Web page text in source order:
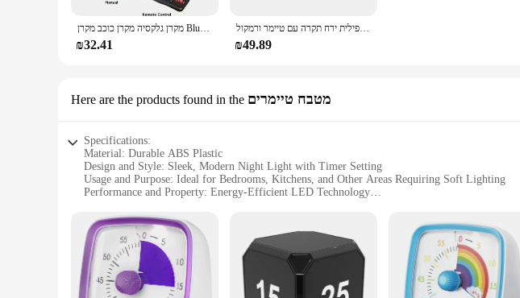
מקרן גלקסיה מקרן כוכב מקרן Bluet' רמקולים לילה שעון אור לילה קלילים עבור תפאורה חדר שינה
₪32.41
מקרן הגלקסיה החדש המשודרג מנורת אסטרונאוט כוכב מנורת ערפילית ירח תקרה עם טיימר ורמקול bluet' מרחוק
₪49.89
Here are the products found in the מטבח טיימרים
Specifications:
Material: Durable ABS Plastic
Design and Style: Sleek, Modern Night Light with Timer Setting
Usage and Purpose: Ideal for Bedrooms, Kitchens, and Other Areas Requiring Soft Lighting
Performance and Property: Energy-Efficient LED Technology
Shape or Size or Weight or Quantity: Compact Design with Easy Portability
Features:
|Vendors|
**Effortless Illumination and Convenience**